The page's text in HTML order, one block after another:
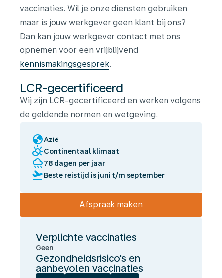
vaccinaties. Wil je onze diensten gebruiken
maar is jouw werkgever geen klant bij ons?
Dan kan jouw werkgever contact met ons
opnemen voor een vrijblijvend
kennismakingsgesprek.
LCR-gecertificeerd
Wij zijn LCR-gecertificeerd en werken volgens
de geldende normen en wetgeving.
globeAzië
partly_cloudy_dayContinentaal klimaat
rainy78 dagen per jaar
flight_takeoffBeste reistijd is juni t/m september
Afspraak maken
Verplichte vaccinaties
Geen
Gezondheidsrisico's en
aanbevolen vaccinaties